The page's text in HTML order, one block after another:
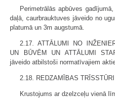
Perimetrālās apbūves
daļā, caurbrauktuves jāveido no
platumā un 3m augstumā.
2.17. ATTĀLUMI NO
UN BŪVĒM UN ATTĀLUMI
jāveido atbilstoši normatīvajiem
2.18. REDZAMĪBAS TRĪSSTŪRI
Krustojums ar dzelzceļu vienā